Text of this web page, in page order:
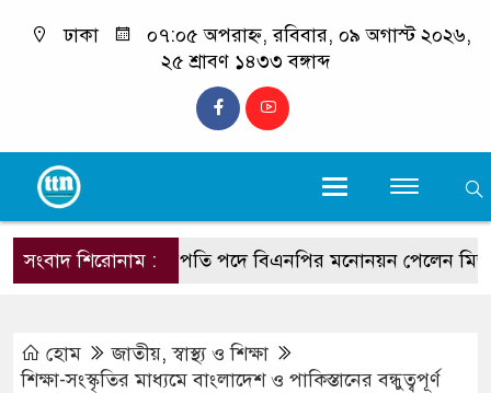
ঢাকা
০৭:০৫ অপরাহ্ন, রবিবার, ০৯ অগাস্ট ২০২৬,
২৫ শ্রাবণ ১৪৩৩ বঙ্গাব্দ
সংবাদ শিরোনাম :রাষ্ট্রপতি পদে বিএনপির মনোনয়ন পেলেন মির্জা
হোম জাতীয়,স্বাস্থ্য ও শিক্ষা
শিক্ষা-সংস্কৃতির মাধ্যমে বাংলাদেশ ও পাকিস্তানের বন্ধুত্বপূর্ণ